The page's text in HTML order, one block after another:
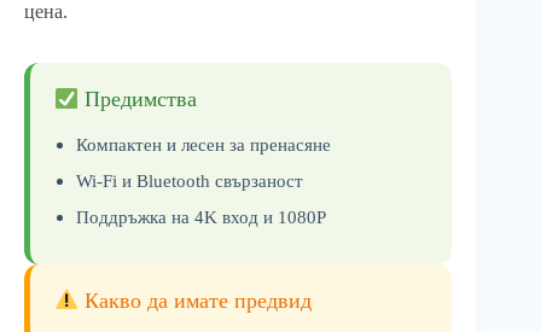
цена.
Предимства
Компактен и лесен за пренасяне
Wi-Fi и Bluetooth свързаност
Поддръжка на 4K вход и 1080P
Какво да имате предвид